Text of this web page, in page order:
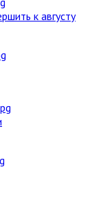
к августу